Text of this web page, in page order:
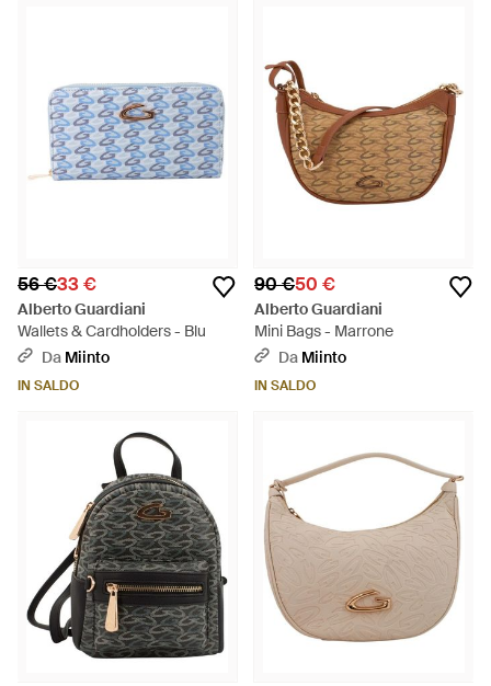
56 €33 €
Alberto Guardiani
Wallets & Cardholders - Blu
Da Miinto
IN SALDO
90 €50 €
Alberto Guardiani
Mini Bags - Marrone
Da Miinto
IN SALDO